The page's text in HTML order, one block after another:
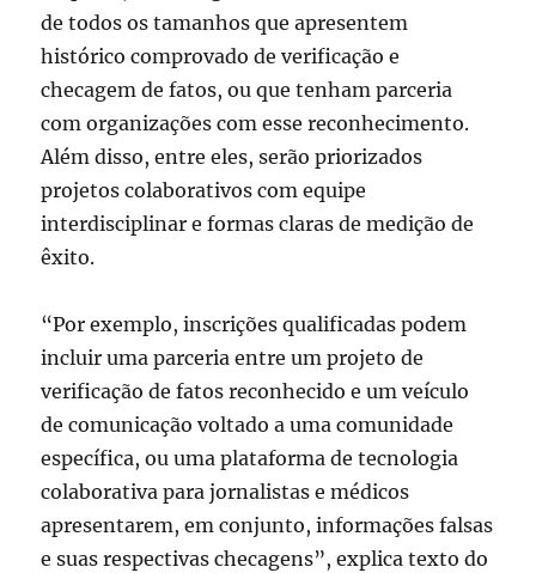
de todos os tamanhos que apresentem
histórico comprovado de verificação e
checagem de fatos, ou que tenham parceria
com organizações com esse reconhecimento.
Além disso, entre eles, serão priorizados
projetos colaborativos com equipe
interdisciplinar e formas claras de medição de
êxito.
“Por exemplo, inscrições qualificadas podem
incluir uma parceria entre um projeto de
verificação de fatos reconhecido e um veículo
de comunicação voltado a uma comunidade
específica, ou uma plataforma de tecnologia
colaborativa para jornalistas e médicos
apresentarem, em conjunto, informações falsas
e suas respectivas checagens”, explica texto do